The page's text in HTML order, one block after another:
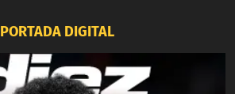
PORTADA DIGITAL